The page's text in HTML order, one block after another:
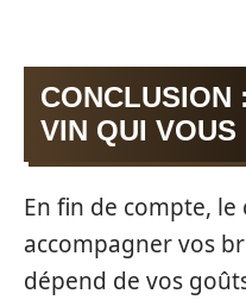
CONCLUSION
VIN QUI VOUS
En fin de compte,
accompagner vos
dépend de vos